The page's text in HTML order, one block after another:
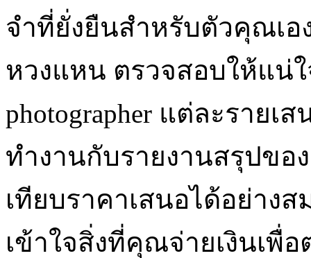
จำที่ยั่งยืนสำหรับตัวคุณเ
หวงแหน ตรวจสอบให้แน่
photographer แต่ละรายเ
ทำงานกับรายงานสรุปข
เทียบราคาเสนอได้อย่าง
เข้าใจสิ่งที่คุณจ่ายเงินเพื่